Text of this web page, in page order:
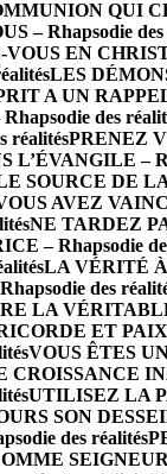
QUI
– Rhapsodie des
EN CHRIST
LES
A UN
des
réalitésPRENEZ
L’ÉVANGILE –
SOURCE DE
AVEZ
NE TARDEZ
– Rhapsodie
LA VÉRITÉ
des
LA
ET PAIX
VOUS ÊTES
UTILISEZ LA
SON
des réalités
SEIGNEUR